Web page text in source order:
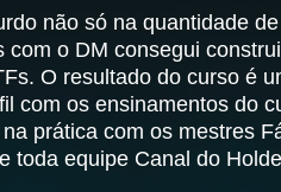
não só na quantidade
o DM consegui
O resultado do curso é
com os ensinamentos do
prática com os mestres
toda equipe Canal do